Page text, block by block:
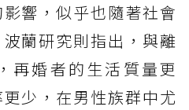
響，似乎也隨著社會
蘭研究則指出，與離
再婚者的生活質量更
少，在男性族群中尤